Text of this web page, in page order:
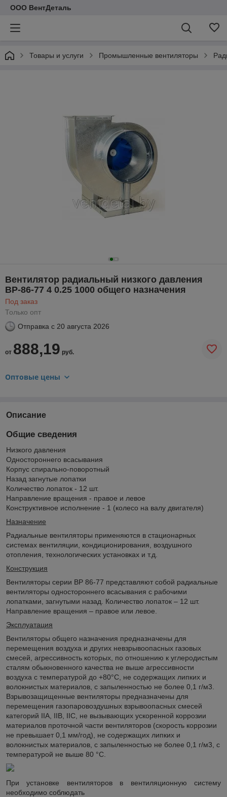
ООО ВентДеталь
Товары и услуги Промышленные вентиляторы
Вентилятор радиальный низкого давления
ВР-86-77 4 0.25 1000 общего назначения
Под заказ
Только опт
Отправка с 20 августа 2026
от 888,19 руб.
Оптовые цены
Описание
Общие сведения
Низкого давления
Одностороннего всасывания
Корпус спирально-поворотный
Назад загнутые лопатки
Количество лопаток - 12 шт.
Направление вращения - правое и левое
Конструктивное исполнение - 1 (колесо на валу двигателя)
Назначение
Радиальные вентиляторы применяются в стационарных
системах вентиляции, кондиционирования, воздушного
отопления, технологических установках и т.д.
Конструкция
Вентиляторы серии ВР 86-77 представляют собой радиальные
вентиляторы одностороннего всасывания с рабочими
лопатками, загнутыми назад. Количество лопаток – 12 шт.
Направление вращения – правое или левое.
Эксплуатация
Вентиляторы общего назначения предназначены для
перемещения воздуха и других невзрывоопасных газовых
смесей, агрессивность которых, по отношению к углеродистым
сталям обыкновенного качества не выше агрессивности
воздуха с температурой до +80°С, не содержащих липких и
волокнистых материалов, с запыленностью не более 0,1 г/м3.
Взрывозащищенные вентиляторы предназначены для
перемещения газопаровоздушных взрывоопасных смесей
категорий IIA, IIВ, IIС, не вызывающих ускоренной коррозии
материалов проточной части вентиляторов (скорость коррозии
не превышает 0,1 мм/год), не содержащих липких и
волокнистых материалов, с запыленностью не более 0,1 г/м3, с
температурой не выше 80 °С.
При установке вентиляторов в вентиляционную систему
необходимо соблюдать